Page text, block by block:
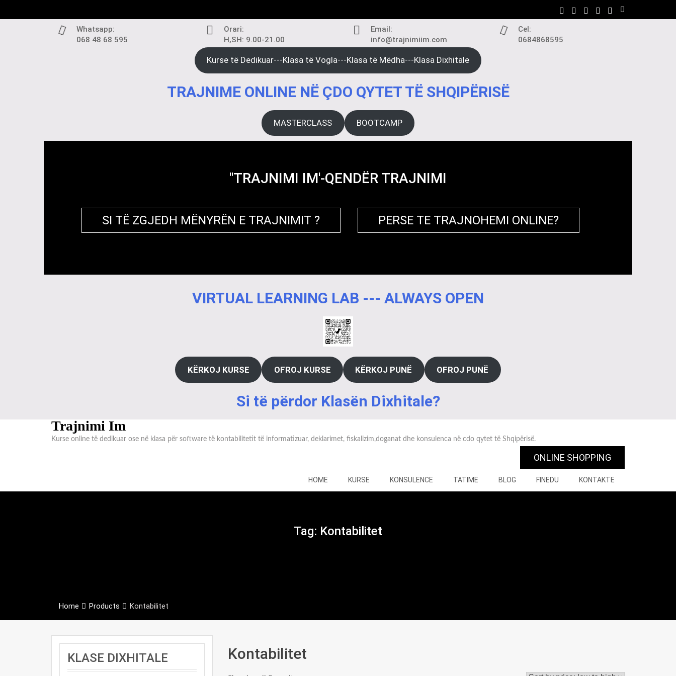
Whatsapp:
068 48 68 595
Orari:
H,SH: 9.00-21.00
Email:
info@trajnimiim.com
Cel:
0684868595
Kurse të Dedikuar---Klasa të Vogla---Klasa të Mëdha---Klasa Dixhitale
TRAJNIME ONLINE NË ÇDO QYTET TË SHQIPËRISË
MASTERCLASS BOOTCAMP
"TRAJNIMI IM'-QENDËR TRAJNIMI
SI TË ZGJEDH MËNYRËN E TRAJNIMIT ? PERSE TE TRAJNOHEMI ONLINE?
VIRTUAL LEARNING LAB --- ALWAYS OPEN
KËRKOJ KURSE OFROJ KURSE KËRKOJ PUNË OFROJ PUNË
Si të përdor Klasën Dixhitale?
Trajnimi Im
Kurse online të dedikuar ose në klasa për software të kontabilitetit të informatizuar, deklarimet, fiskalizim,doganat dhe konsulenca në cdo qytet të Shqipërisë.
ONLINE SHOPPING
HOME KURSE KONSULENCE TATIME BLOG FINEDU KONTAKTE
Tag: Kontabilitet
Home Products Kontabilitet
Kontabilitet
KLASE DIXHITALE